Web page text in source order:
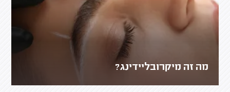
מה זה מיקרובליידינג?